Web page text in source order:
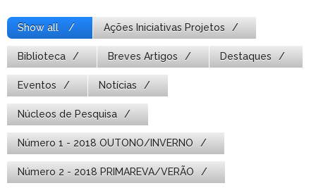
Show all Ações Iniciativas Projetos
Biblioteca Breves Artigos Destaques
Eventos Notícias
Núcleos de Pesquisa
Número 1 - 2018 OUTONO/INVERNO
Número 2 - 2018 PRIMAREVA/VERÃO